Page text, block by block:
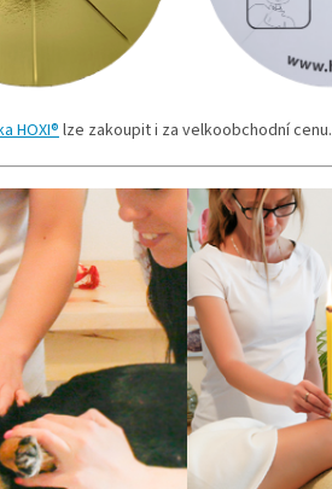
HOXI®lze zakoupit i za velkoobchodní cenu.